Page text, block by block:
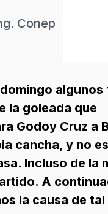
Conep
algunos
la goleada que
Godoy Cruz a
cancha, y no
Incluso de la
A
la causa de